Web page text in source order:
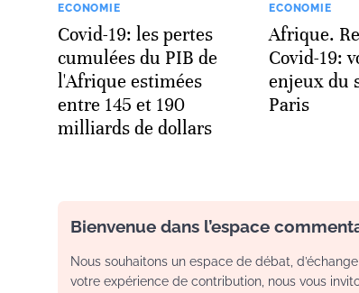
ECONOMIE
Covid-19: les pertes
cumulées du PIB de
l'Afrique estimées
entre 145 et 190
milliards de dollars
ECONOMIE
Afrique.
Covid-19:
enjeux du
Paris
Bienvenue dans l’espace
Nous souhaitons un espace de débat,
votre expérience de contribution, nous vous